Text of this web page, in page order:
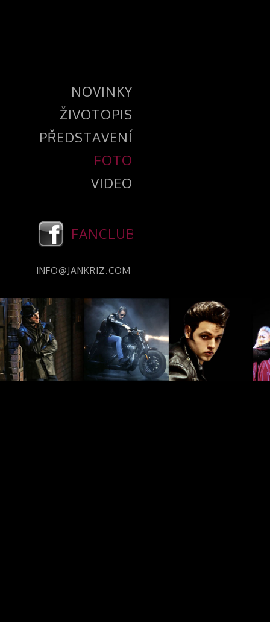
NOVINKY
ŽIVOTOPIS
PŘEDSTAVENÍ
FOTO
VIDEO
FANCLUB
INFO@JANKRIZ.COM